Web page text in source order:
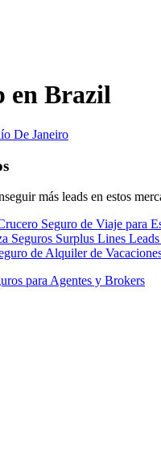
en Brazil
De Janeiro
más leads en estos
Seguro de Viaje para
Seguros Surplus Lines
de Alquiler de
para Agentes y Brokers